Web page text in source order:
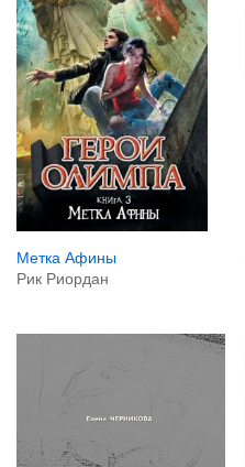
Метка Афины
Рик Риордан